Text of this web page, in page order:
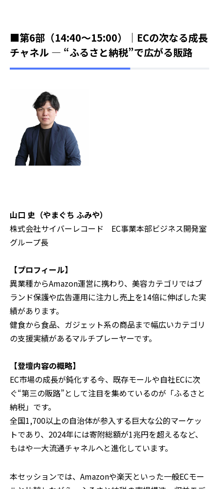
■第6部（14:40～15:00）｜ECの次なる成長
チャネル ― “ふるさと納税”で広がる販路
山口 史（やまぐち ふみや）
株式会社サイバーレコード EC事業本部ビジネス開発室
グループ長
【プロフィール】
異業種からAmazon運営に携わり、美容カテゴリではブ
ランド保護や広告運用に注力し売上を14倍に伸ばした実
績があります。
健食から食品、ガジェット系の商品まで幅広いカテゴリ
の支援実績があるマルチプレーヤーです。
【登壇内容の概略】
EC市場の成長が鈍化する今、既存モールや自社ECに次
ぐ“第三の販路”として注目を集めているのが「ふるさと
納税」です。
全国1,700以上の自治体が参入する巨大な公的マーケッ
トであり、2024年には寄附総額が1兆円を超えるなど、
もはや一大流通チャネルへと進化しています。
本セッションでは、Amazonや楽天といった一般ECモー